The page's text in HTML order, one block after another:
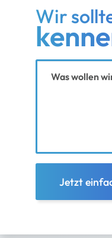
Wir
Jetzt